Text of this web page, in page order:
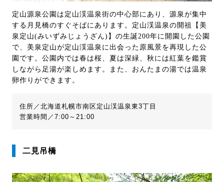
定山源泉公園は定山渓温泉街の中心部にあり、源泉が集中
する月見橋のすぐそばにあります。定山渓温泉の開祖【美
泉定山(みいずみじょうざん)】の生誕200年に開園した公園
で、美泉定山が定山渓温泉に出会った原風景を再現した公
園です。公園内では春は桜、夏は深緑、秋には紅葉を鑑賞
しながら足湯が楽しめます。また、おんたまの湯では温泉
卵作りができます。
住所／北海道札幌市南区定山渓温泉東3丁目
営業時間／7:00～21:00
二見吊橋